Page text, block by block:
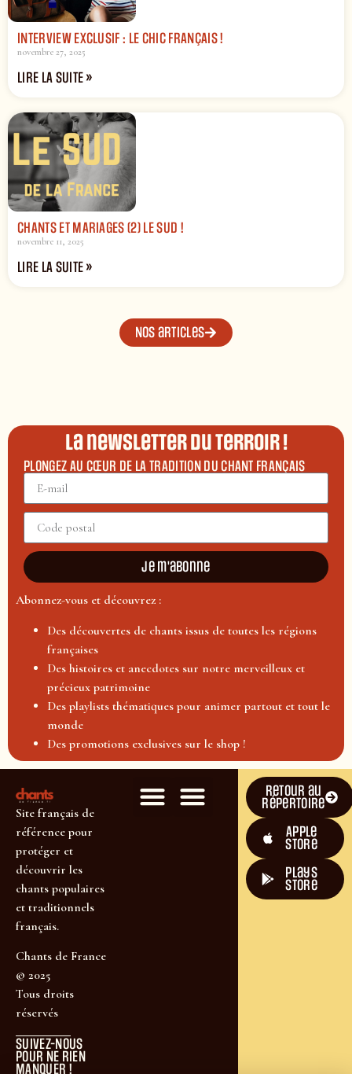
INTERVIEW EXCLUSIF : LE CHIC FRANÇAIS !
novembre 27, 2025
LIRE LA SUITE »
CHANTS ET MARIAGES (2) LE SUD !
novembre 11, 2025
LIRE LA SUITE »
Nos articles
La newsletter du terroir !
PLONGEZ AU CŒUR DE LA TRADITION DU CHANT FRANÇAIS
Je m'abonne
Abonnez-vous et découvrez :
Des découvertes de chants issus de toutes les régions
françaises
Des histoires et anecdotes sur notre merveilleux et
précieux patrimoine
Des playlists thématiques pour animer partout et tout le
monde
Des promotions exclusives sur le shop !
Site français de
référence pour
protéger et
découvrir les
chants populaires
et traditionnels
français.
Chants de France
© 2025
Tous droits
réservés
SUIVEZ-NOUS
POUR NE RIEN
MANQUER !
Retour au
répertoire
Apple
Store
plays
store